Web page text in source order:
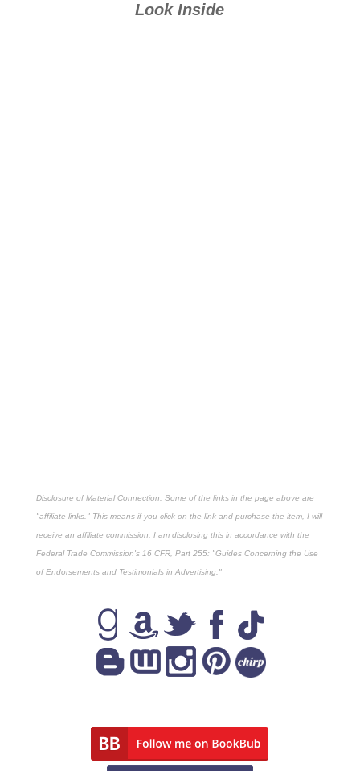
Look Inside
Disclosure of Material Connection: Some of the links in the page above are
"affiliate links." This means if you click on the link and purchase the item, I will
receive an affiliate commission. I am disclosing this in accordance with the
Federal Trade Commission's 16 CFR, Part 255: "Guides Concerning the Use
of Endorsements and Testimonials in Advertising."